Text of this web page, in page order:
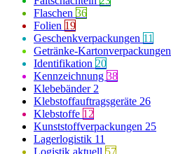
Flaschen 36
Folien 19
Geschenkverpackungen 11
Getränke-Kartonverpackungen
Identifikation 20
Kennzeichnung 38
Klebebänder 2
Klebstoffauftragsgeräte 26
Klebstoffe 12
Kunststoffverpackungen 25
Lagerlogistik 11